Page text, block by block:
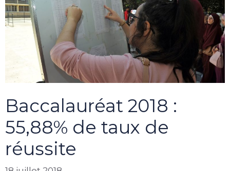
Baccalauréat 2018 :
55,88% de taux de
réussite